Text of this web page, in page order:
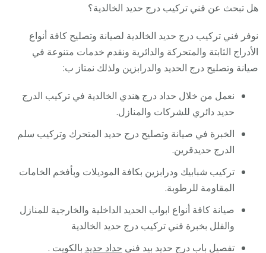
هل تبحث عن فني تركيب درج حديد الخالدية؟
نوفر فني تركيب درج حديد الخالدية لصيانة وتصليح كافة أنواع
الأدراج الثابتة والمتحركة والدائرية ونقدم خدمات متنوعة في
صيانة وتصليح درج الحديد والدرابزين ولذلك نمتاز ب:
نعمل من خلال حداد درج هندي الخالدية في تركيب الدرج
حديد دائري للشركات والمنازل.
الخبرة في صيانة وتصليح درج حديد المتحرك وتركيب سلم
الدرج حديدقرين.
تركيب شبابيك ودرابزين بكافة الموديلات وبأفخم الخامات
المقاومة للرطوبة.
صيانة كافة أنواع ابواب الحديد الداخلية والخارجية للمنازل
والفلل بخبرة فني تركيب درج حديد الخالدية
تفصيل باب درج حديد بيد فني حداد حديد بالكويت .